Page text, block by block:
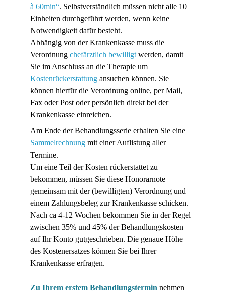
à 60min“. Selbstverständlich müssen nicht alle 10
Einheiten durchgeführt werden, wenn keine
Notwendigkeit dafür besteht.
Abhängig von der Krankenkasse muss die
Verordnung chefärztlich bewilligt werden, damit
Sie im Anschluss an die Therapie um
Kostenrückerstattung ansuchen können. Sie
können hierfür die Verordnung online, per Mail,
Fax oder Post oder persönlich direkt bei der
Krankenkasse einreichen.
Am Ende der Behandlungsserie erhalten Sie eine
Sammelrechnung mit einer Auflistung aller
Termine.
Um eine Teil der Kosten rückerstattet zu
bekommen, müssen Sie diese Honorarnote
gemeinsam mit der (bewilligten) Verordnung und
einem Zahlungsbeleg zur Krankenkasse schicken.
Nach ca 4-12 Wochen bekommen Sie in der Regel
zwischen 35% und 45% der Behandlungskosten
auf Ihr Konto gutgeschrieben. Die genaue Höhe
des Kostenersatzes können Sie bei Ihrer
Krankenkasse erfragen.
Zu Ihrem erstem Behandlungstermin nehmen